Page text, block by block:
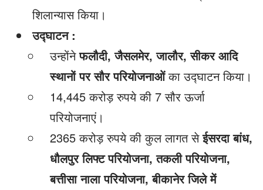
शिलान्यास किया।
उद्घाटन :
उन्होंनेफलौदी,जैसलमेर,जालौर,सीकर आदि
स्थानों पर सौर परियोजनाओंका उद्घाटन किया।
14,445 करोड़ रुपये की 7 सौर ऊर्जा
परियोजनाएं।
2365 करोड़ रुपये की कुल लागत सेईसरदा बांध,
धौलपुर लिफ्ट परियोजना,तकली परियोजना,
बत्तीसा नाला परियोजना,बीकानेर जिले में